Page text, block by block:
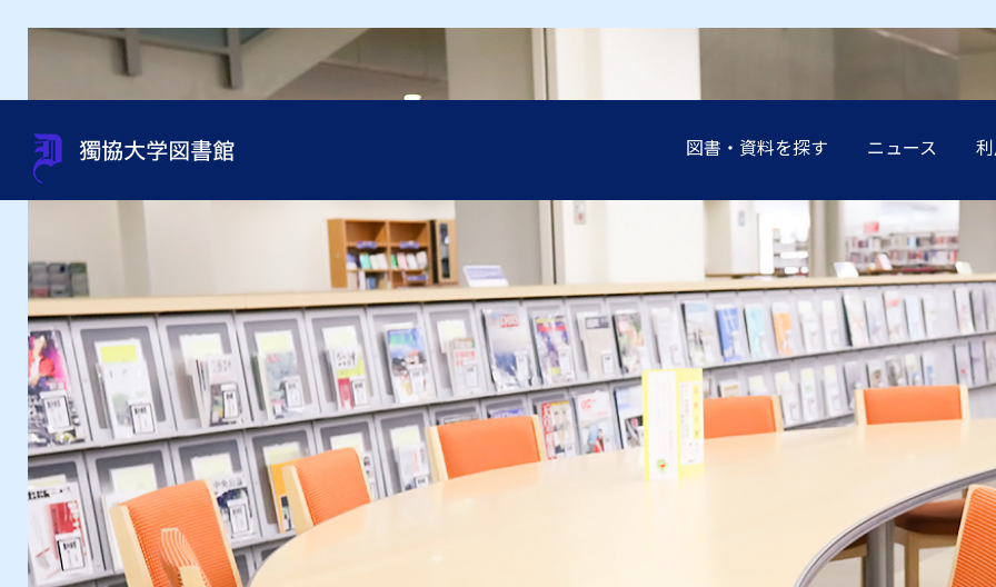
図書・資料を探す
蔵書検索（OPAC） OneSearch（まとめて検索）
オンラインジャーナルの使い
方
オンラインブック
テーマ別資料の探し方 インターネットリンク集
新聞一覧
指定書一覧
受験生の
教職員の
ニュース
利用案内 図書館案内
利用資格 利用ガイド
受験生の
教職員の
サポート
資料相談（レファレンス）の
申込み
資料取寄せ（文献複写・図書
借受）
紹介状申込み（他機関の利
用）
授業・ゼミセミナー
受験生の
教職員の
貴重書・特別資料・特別コレ
クション
過去の展示
受験生の
教職員の
組織・問い合わせ先一覧 館内施設
規程集・年次報告書・各種統
計
図書館講演会
沿革
受験生の
教職員の